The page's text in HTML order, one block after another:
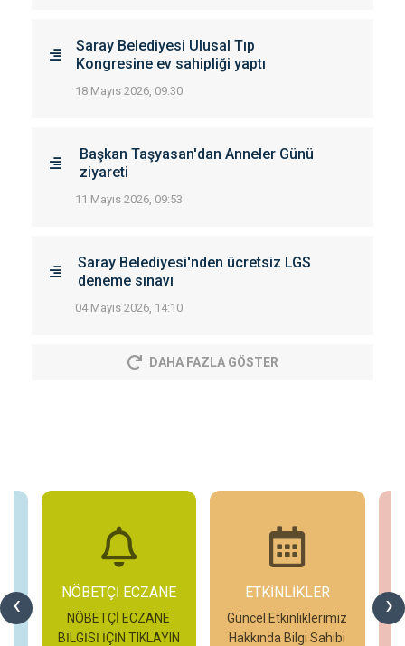
Saray Belediyesi Ulusal Tıp
Kongresine ev sahipliği yaptı
18 Mayıs 2026, 09:30
Başkan Taşyasan'dan Anneler Günü
ziyareti
11 Mayıs 2026, 09:53
Saray Belediyesi'nden ücretsiz LGS
deneme sınavı
04 Mayıs 2026, 14:10
DAHA FAZLA GÖSTER
‹ ›
NÖBETÇİ ECZANE
NÖBETÇİ ECZANE
BİLGİSİ İÇİN TIKLAYIN
ETKİNLİKLER
Güncel Etkinliklerimiz
Hakkında Bilgi Sahibi